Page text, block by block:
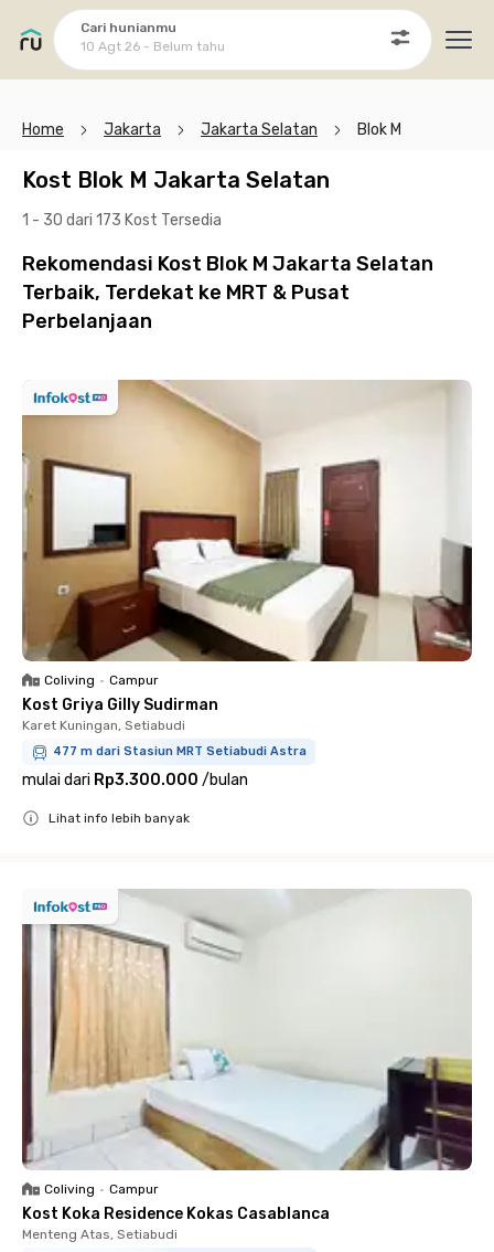
Cari hunianmu
10 Agt 26 - Belum tahu
Home Jakarta Jakarta Selatan Blok M
Kost Blok M Jakarta Selatan
1 - 30 dari 173 Kost Tersedia
Rekomendasi Kost Blok M Jakarta Selatan
Terbaik, Terdekat ke MRT & Pusat
Perbelanjaan
Coliving • Campur
Kost Griya Gilly Sudirman
Karet Kuningan, Setiabudi
477 m dari Stasiun MRT Setiabudi Astra
mulai dari Rp3.300.000 /bulan
Lihat info lebih banyak
Coliving • Campur
Kost Koka Residence Kokas Casablanca
Menteng Atas, Setiabudi